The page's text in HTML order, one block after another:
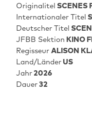
Originalitel SCENES
Internationaler Titel
Deutscher Titel
JFBB Sektion KINO
Regisseur ALISON
Land/LänderUS
Jahr2026
Dauer32